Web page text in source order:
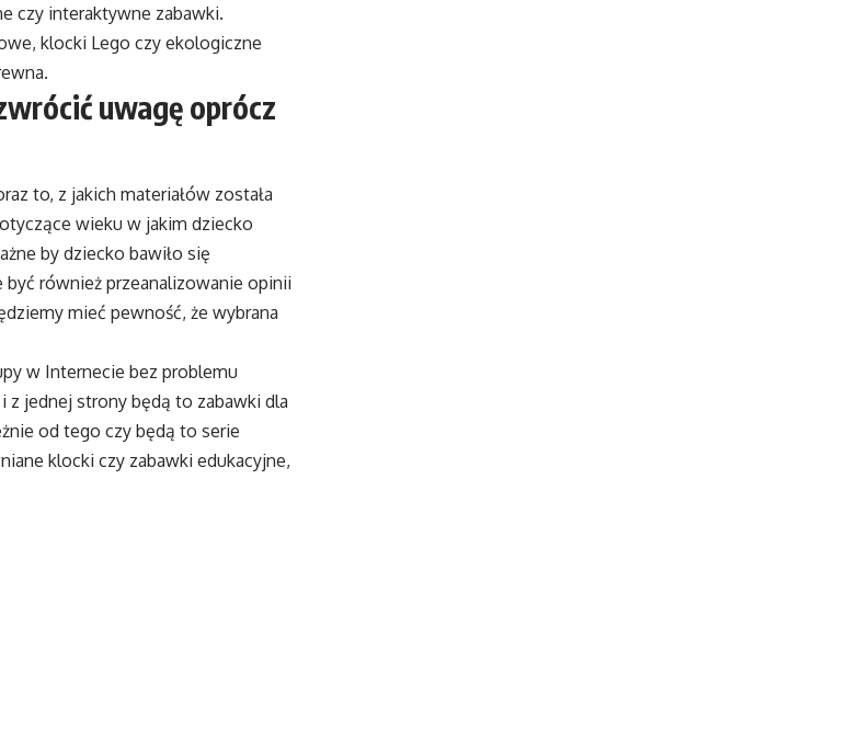
czy interaktywne zabawki.
klocki Lego czy ekologiczne
uwagę oprócz
to, z jakich materiałów została
wieku w jakim dziecko
by dziecko bawiło się
również przeanalizowanie opinii
mieć pewność, że wybrana
w Internecie bez problemu
z jednej strony będą to zabawki dla
od tego czy będą toserie
klocki czy zabawki edukacyjne,